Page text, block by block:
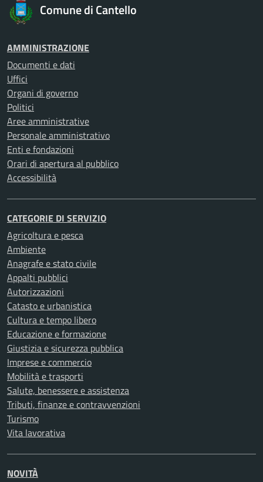
Comune di Cantello
AMMINISTRAZIONE
Documenti e dati
Uffici
Organi di governo
Politici
Aree amministrative
Personale amministrativo
Enti e fondazioni
Orari di apertura al pubblico
Accessibilità
CATEGORIE DI SERVIZIO
Agricoltura e pesca
Ambiente
Anagrafe e stato civile
Appalti pubblici
Autorizzazioni
Catasto e urbanistica
Cultura e tempo libero
Educazione e formazione
Giustizia e sicurezza pubblica
Imprese e commercio
Mobilità e trasporti
Salute, benessere e assistenza
Tributi, finanze e contravvenzioni
Turismo
Vita lavorativa
NOVITÀ